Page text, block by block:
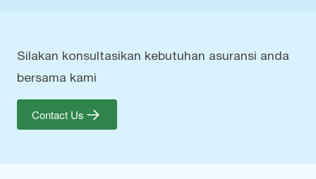
Silakan konsultasikan kebutuhan asuransi anda
bersama kami
Contact Us